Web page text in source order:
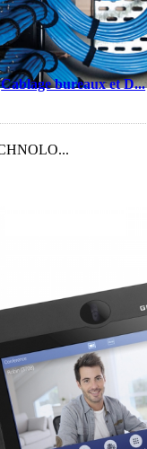
Cablage bureaux et D...